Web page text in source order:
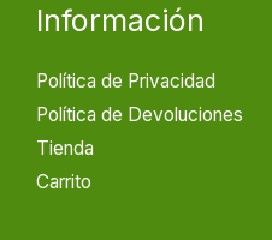
Información
Política de Privacidad
Política de Devoluciones
Tienda
Carrito